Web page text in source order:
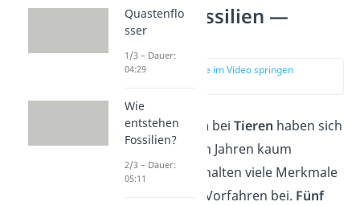
Lebende Fossilien —
Beispiele
zur Stelle im Video springen
Lebende Fossilien beiTieren haben sich
über Millionen von Jahren kaum
verändert und behalten viele Merkmale
ihrer urzeitlichen Vorfahren bei. Fünf
Quastenflo
sser
1/3 – Dauer:
04:29
Wie
entstehen
Fossilien?
2/3 – Dauer:
05:11